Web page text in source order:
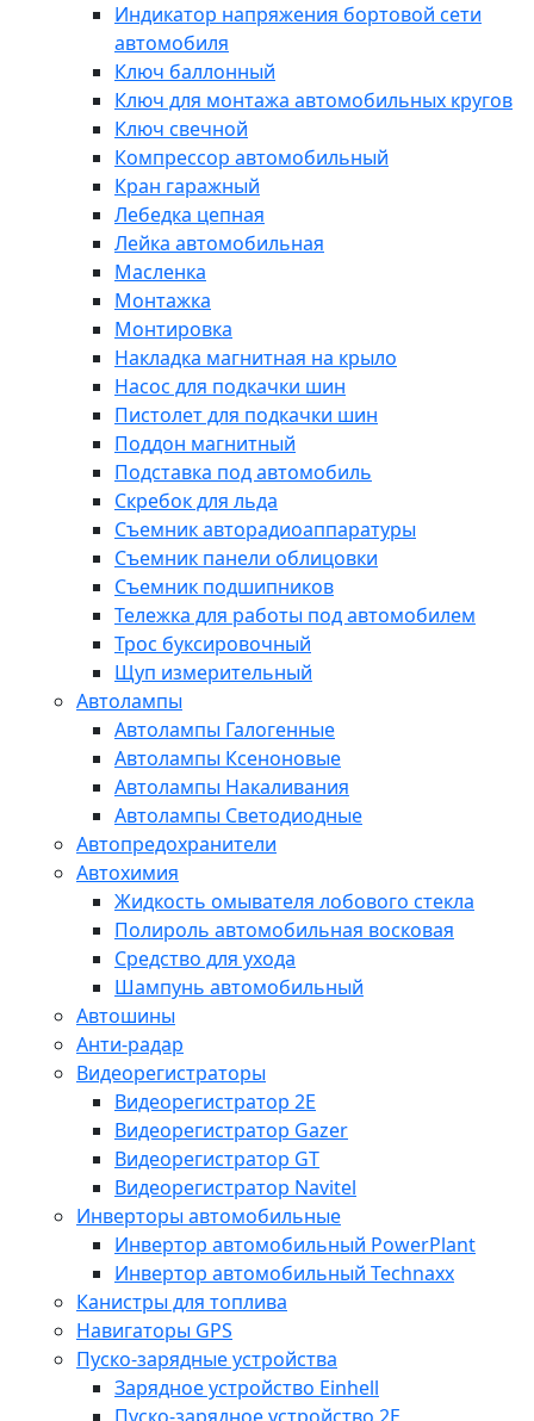
Индикатор напряжения бортовой сети
автомобиля
Ключ баллонный
Ключ для монтажа автомобильных кругов
Ключ свечной
Компрессор автомобильный
Кран гаражный
Лебедка цепная
Лейка автомобильная
Масленка
Монтажка
Монтировка
Накладка магнитная на крыло
Насос для подкачки шин
Пистолет для подкачки шин
Поддон магнитный
Подставка под автомобиль
Скребок для льда
Съемник авторадиоаппаратуры
Съемник панели облицовки
Съемник подшипников
Тележка для работы под автомобилем
Трос буксировочный
Щуп измерительный
Автолампы
Автолампы Галогенные
Автолампы Ксеноновые
Автолампы Накаливания
Автолампы Светодиодные
Автопредохранители
Автохимия
Жидкость омывателя лобового стекла
Полироль автомобильная восковая
Средство для ухода
Шампунь автомобильный
Автошины
Анти-радар
Видеорегистраторы
Видеорегистратор 2E
Видеорегистратор Gazer
Видеорегистратор GT
Видеорегистратор Navitel
Инверторы автомобильные
Инвертор автомобильный PowerPlant
Инвертор автомобильный Technaxx
Канистры для топлива
Навигаторы GPS
Пуско-зарядные устройства
Зарядное устройство Einhell